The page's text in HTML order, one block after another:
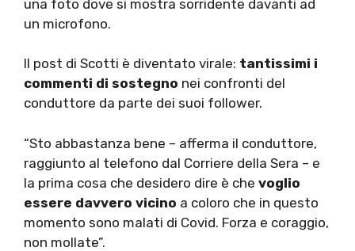
una foto dove si mostra sorridente davanti ad
un microfono.
Il post di Scotti è diventato virale: tantissimi i
commenti di sostegno nei confronti del
conduttore da parte dei suoi follower.
“Sto abbastanza bene – afferma il conduttore,
raggiunto al telefono dal Corriere della Sera – e
la prima cosa che desidero dire è che voglio
essere davvero vicino a coloro che in questo
momento sono malati di Covid. Forza e coraggio,
non mollate”.